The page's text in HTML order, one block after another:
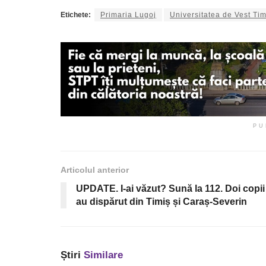
Etichete: Primaria Lugoj Universitatea de Vest
Articolul anterior
UPDATE. I-ai văzut? Sună la 112. Doi copii
au dispărut din Timiș și Caraș-Severin
Știri Similare